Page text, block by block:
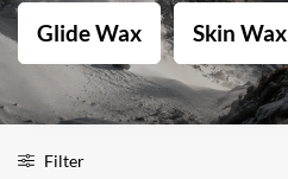
Glide Wax Skin Wax
Filter